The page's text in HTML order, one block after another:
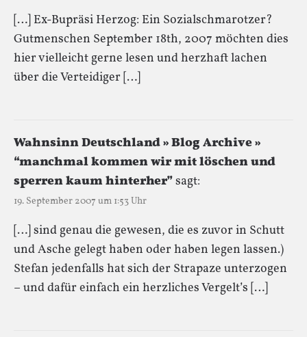
[…] Ex-Bupräsi Herzog: Ein Sozialschmarotzer?
Gutmenschen September 18th, 2007 möchten dies
hier vielleicht gerne lesen und herzhaft lachen
über die Verteidiger […]
Wahnsinn Deutschland » Blog Archive »
“manchmal kommen wir mit löschen und
sperren kaum hinterher”sagt:
19. September 2007 um 1:53 Uhr
[…] sind genau die gewesen, die es zuvor in Schutt
und Asche gelegt haben oder haben legen lassen.)
Stefan jedenfalls hat sich der Strapaze unterzogen
– und dafür einfach ein herzliches Vergelt’s […]